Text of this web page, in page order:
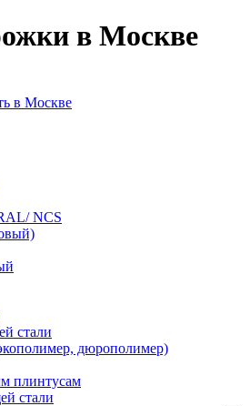
в Москве
в Москве
NCS
стали
дюрополимер)
плинтусам
стали